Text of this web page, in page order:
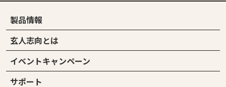
製品情報
玄人志向とは
イベントキャンペーン
サポート